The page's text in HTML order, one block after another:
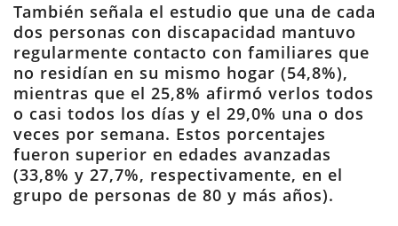
También señala el estudio que una de cada
dos personas con discapacidad mantuvo
regularmente contacto con familiares que
no residían en su mismo hogar (54,8%),
mientras que el 25,8% afirmó verlos todos
o casi todos los días y el 29,0% una o dos
veces por semana. Estos porcentajes
fueron superior en edades avanzadas
(33,8% y 27,7%, respectivamente, en el
grupo de personas de 80 y más años).